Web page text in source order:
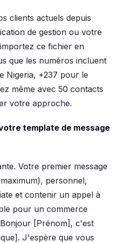
clients actuels depuis
de gestion ou votre
ce fichier en
que les numéros incluent
Nigeria, +237 pour le
même avec 50 contacts
votre approche.
template de message
Votre premier message
personnel,
et contenir un appel à
pour un commerce
[Prénom], c'est
J'espère que vous